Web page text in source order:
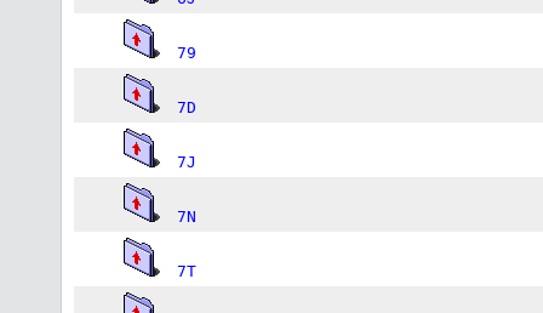
79
7D
7J
7N
7T